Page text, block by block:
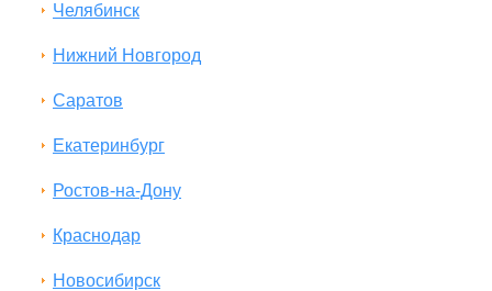
Челябинск
Нижний Новгород
Саратов
Екатеринбург
Ростов-на-Дону
Краснодар
Новосибирск